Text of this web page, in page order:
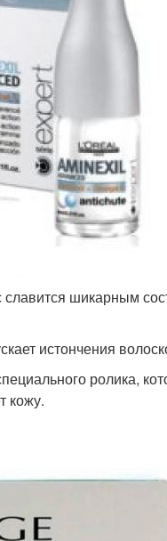
славится шикарным
истончения
ролика,
кожу.